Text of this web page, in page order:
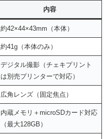
内容
約42×44×43mm（本体）
約41g（本体のみ）
デジタル撮影（チェキプリント
は別売プリンターで対応）
広角レンズ（固定焦点）
内蔵メモリ＋microSDカード対応
（最大128GB）